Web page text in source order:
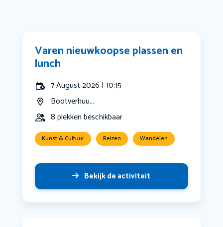
Varen nieuwkoopse plassen en
lunch
7 August 2026 | 10:15
Bootverhuu...
8 plekken beschikbaar
Kunst & Cultuur Reizen Wandelen
Bekijk de activiteit